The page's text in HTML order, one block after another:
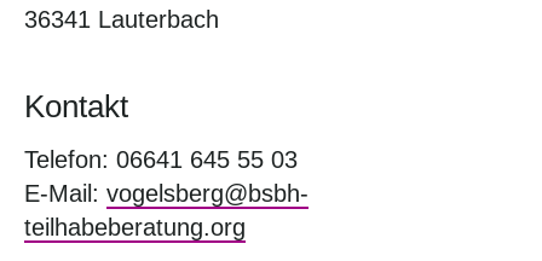
36341 Lauterbach
Kontakt
Telefon: 06641 645 55 03
E-Mail: vogelsberg@bsbh-
teilhabeberatung.org